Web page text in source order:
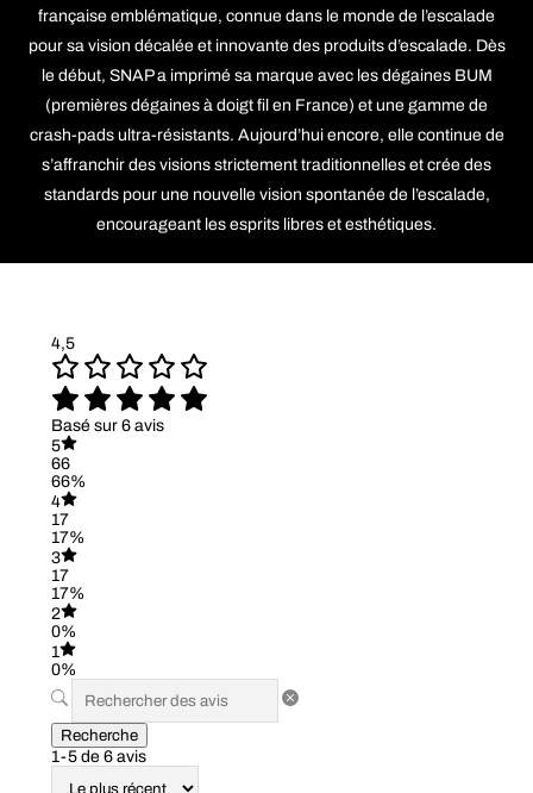
française emblématique, connue dans le monde de l’escalade
pour sa vision décalée et innovante des produits d’escalade. Dès
le début, SNAP a imprimé sa marque avec les dégaines BUM
(premières dégaines à doigt fil en France) et une gamme de
crash-pads ultra-résistants. Aujourd’hui encore, elle continue de
s’affranchir des visions strictement traditionnelles et crée des
standards pour une nouvelle vision spontanée de l’escalade,
encourageant les esprits libres et esthétiques.
4,5
Basé sur 6 avis
5
66
66%
4
17
17%
3
17
17%
2
0%
1
0%
Recherche
1-5 de 6 avis